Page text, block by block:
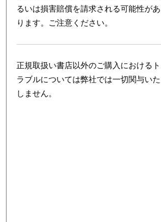
るいは損害賠償を請求される可能性があ
ります。ご注意ください。
正規取扱い書店以外のご購入におけるト
ラブルについては弊社では一切関与いた
しません。